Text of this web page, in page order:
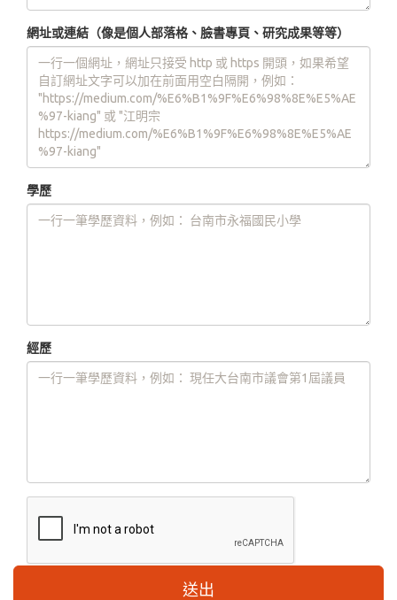
網址或連結（像是個人部落格、臉書專頁、研究成果等等）
學歷
經歷
送出